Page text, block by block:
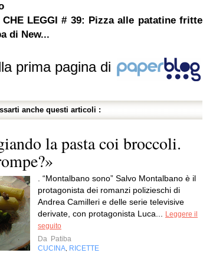
CHE LEGGI # 39: Pizza alle patatine fritte
di New...
prima pagina di
anche questi articoli :
la pasta coi broccoli.
. “Montalbano sono” Salvo Montalbano è il
protagonista dei romanzi polizieschi di
Andrea Camilleri e delle serie televisive
derivate, con protagonista Luca...
Leggere il
seguito
Da Patiba
CUCINA RICETTE